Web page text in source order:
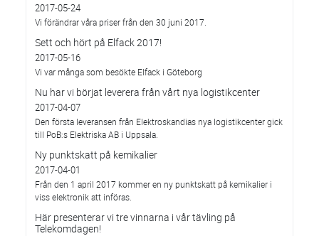
2017-05-24
Vi förändrar våra priser från den 30 juni 2017.
Sett och hört på Elfack 2017!
2017-05-16
Vi var många som besökte Elfack i Göteborg
Nu har vi börjat leverera från vårt nya logistikcenter
2017-04-07
Den första leveransen från Elektroskandias nya logistikcenter gick
till PoB:s Elektriska AB i Uppsala.
Ny punktskatt på kemikalier
2017-04-01
Från den 1 april 2017 kommer en ny punktskatt på kemikalier i
viss elektronik att införas.
Här presenterar vi tre vinnarna i vår tävling på
Telekomdagen!